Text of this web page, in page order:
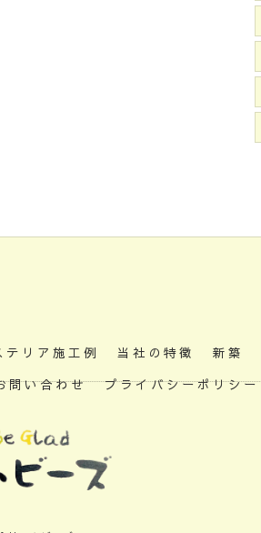
テリア施工例 当社の特徴 新築
問い合わせ プライバシーポリシー